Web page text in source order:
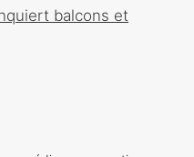
balcons et